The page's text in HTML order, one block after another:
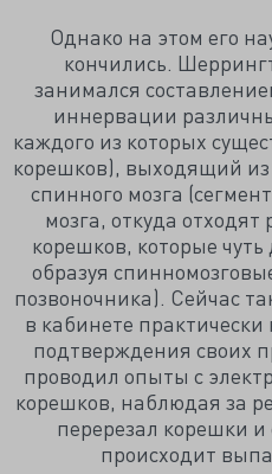
Однако на этом его
кончились.
занимался
иннервации
каждого из которых
корешков), выходящий из
спинного мозга
мозга, откуда
корешков, которые
образуя
позвоночника). Сейчас
в кабинете
подтверждения своих
проводил опыты с
корешков, наблюдая за
перерезал корешки
происходит